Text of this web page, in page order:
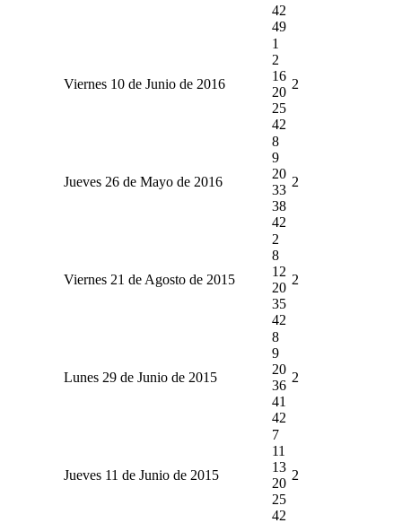
42
49
Viernes 10 de Junio de 2016
1
2
16
20
25
42
2
Jueves 26 de Mayo de 2016
8
9
20
33
38
42
2
Viernes 21 de Agosto de 2015
2
8
12
20
35
42
2
Lunes 29 de Junio de 2015
8
9
20
36
41
42
2
Jueves 11 de Junio de 2015
7
11
13
20
25
42
2